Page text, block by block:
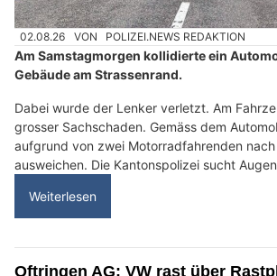
02.08.26 VON POLIZEI.NEWS REDAKTION
Am Samstagmorgen kollidierte ein
Gebäude am Strassenrand.
Dabei wurde der Lenker verletzt. Am
grosser Sachschaden. Gemäss dem
aufgrund von zwei Motorradfahrenden
ausweichen. Die Kantonspolizei sucht
Weiterlesen
Oftringen AG: VW rast über